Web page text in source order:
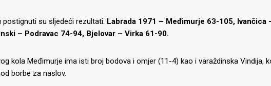
postignuti su sljedeći rezultati: Labrada 1971 – Međimurje 63-105, Ivančica
– Podravac 74-94, Bjelovar – Virka 61-90.
kola Međimurje ima isti broj bodova i omjer (11-4) kao i varaždinska Vindija,
borbe za naslov.
OBJAVE
U14 na završnici CRO
MOMČADI
Seniori